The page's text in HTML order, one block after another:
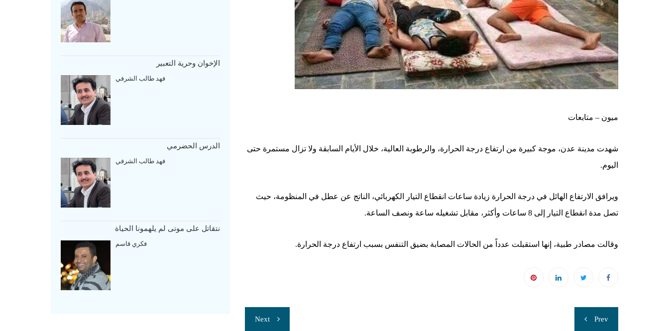
ميون – متابعات
شهدت مدينة عدن، موجة كبيرة من ارتفاع درجة الحرارة، والرطوبة العالية، خلال الأيام السابقة ولا تزال مستمرة حتى
اليوم.
ويرافق الارتفاع الهائل في درجة الحرارة زيادة ساعات انقطاع التيار الكهربائي، الناتج عن عطل في المنظومة، حيث
تصل مدة انقطاع التيار إلى 8 ساعات وأكثر، مقابل تشغيله ساعة ونصف الساعة.
وقالت مصادر طبية، إنها استقبلت عدداً من الحالات المصابة بضيق التنفس بسبب ارتفاع درجة الحرارة.
تصفّح
Prev
Next
الإخوان وحرية التعبير
فهد طالب الشرفي
الدرس الحضرمي
فهد طالب الشرفي
نتقاتل على موتى لم يلهمونا الحياة
فكري قاسم